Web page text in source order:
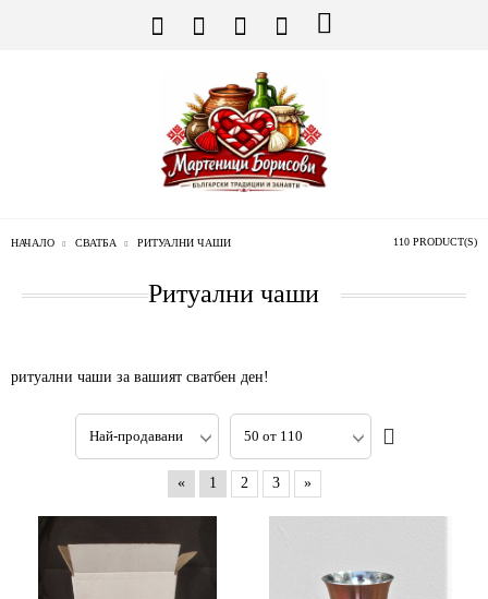
НАЧАЛО СВАТБА РИТУАЛНИ ЧАШИ 110 PRODUCT(S)
Ритуални чаши
ритуални чаши за вашият сватбен ден!
« 1 2 3 »